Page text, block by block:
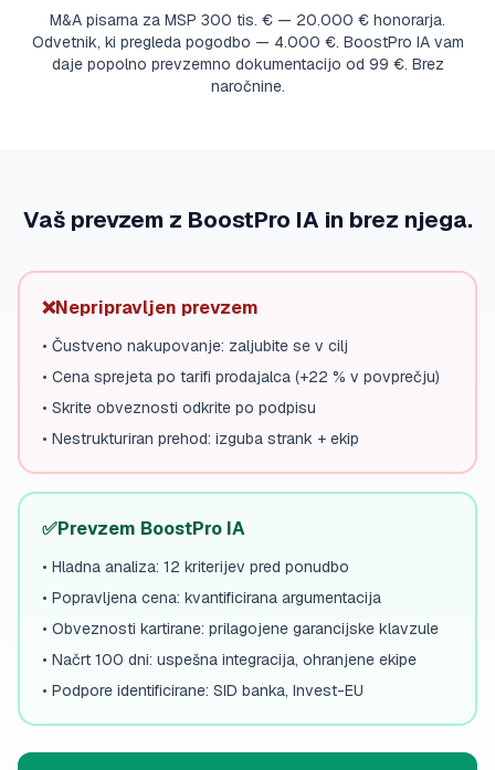
M&A pisarna za MSP 300 tis. € — 20.000 € honorarja.
Odvetnik, ki pregleda pogodbo — 4.000 €. BoostPro IA vam
daje popolno prevzemno dokumentacijo od 99 €. Brez
naročnine.
Vaš prevzem z BoostPro IA in brez njega.
❌Nepripravljen prevzem
• Čustveno nakupovanje: zaljubite se v cilj
• Cena sprejeta po tarifi prodajalca (+22 % v povprečju)
• Skrite obveznosti odkrite po podpisu
• Nestrukturiran prehod: izguba strank + ekip
✅Prevzem BoostPro IA
• Hladna analiza: 12 kriterijev pred ponudbo
• Popravljena cena: kvantificirana argumentacija
• Obveznosti kartirane: prilagojene garancijske klavzule
• Načrt 100 dni: uspešna integracija, ohranjene ekipe
• Podpore identificirane: SID banka, Invest-EU